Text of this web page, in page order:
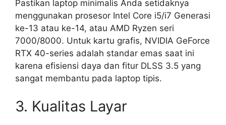
Pastikan laptop minimalis Anda setidaknya
menggunakan prosesor Intel Core i5/i7 Generasi
ke-13 atau ke-14, atau AMD Ryzen seri
7000/8000. Untuk kartu grafis, NVIDIA GeForce
RTX 40-series adalah standar emas saat ini
karena efisiensi daya dan fitur DLSS 3.5 yang
sangat membantu pada laptop tipis.
3. Kualitas Layar